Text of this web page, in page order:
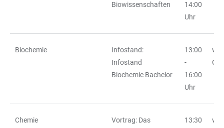
Biowissenschaften
14:00
Uhr
Biochemie
Infostand:
Infostand
Biochemie Bachelor
13:00
-
16:00
Uhr
vor
Ort
Chemie
Vortrag: Das
13:30
vor